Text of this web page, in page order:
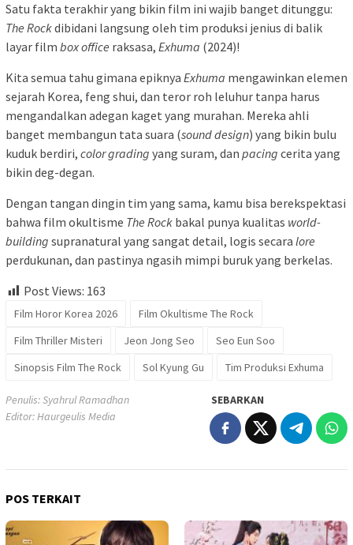
Satu fakta terakhir yang bikin film ini wajib banget ditunggu:
The Rockdibidani langsung oleh tim produksi jenius di balik
layar film box office raksasa, Exhuma (2024)!
Kita semua tahu gimana epiknya Exhuma mengawinkan elemen
sejarah Korea, feng shui, dan teror roh leluhur tanpa harus
mengandalkan adegan kaget yang murahan. Mereka ahli
banget membangun tata suara (sound design) yang bikin bulu
kuduk berdiri, color grading yang suram, dan pacing cerita yang
bikin deg-degan.
Dengan tangan dingin tim yang sama, kamu bisa berekspektasi
bahwa film okultisme The Rock bakal punya kualitas world-
building supranatural yang sangat detail, logis secara lore
perdukunan, dan pastinya ngasih mimpi buruk yang berkelas.
Post Views: 163
Film Horor Korea 2026
Film Okultisme The Rock
Film Thriller Misteri
Jeon Jong Seo
Seo Eun Soo
Sinopsis Film The Rock
Sol Kyung Gu Tim Produksi Exhuma
Penulis: Syahrul Ramadhan
Editor: Haurgeulis Media
SEBARKAN
POS TERKAIT